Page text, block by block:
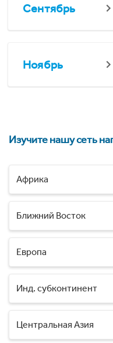
Сентябрь
Ноябрь
Изучите нашу сеть
Африка
Ближний Восток
Европа
Инд. субконтинент
Центральная Азия